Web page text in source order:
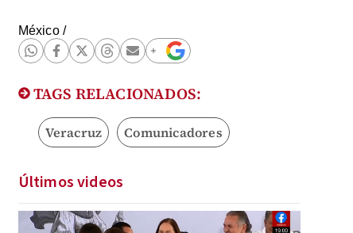
México/
TAGS RELACIONADOS:
Veracruz Comunicadores
Últimos videos